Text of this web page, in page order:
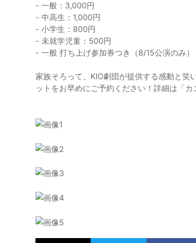
- 一般：3,000円
- 中高生：1,000円
- 小学生：800円
- 未就学児童：500円
- 一般 打ち上げ参加券つき（8/15公演のみ）
家族そろって、KIO劇団が提供する感動と
ットをお早めにご予約ください！詳細は「